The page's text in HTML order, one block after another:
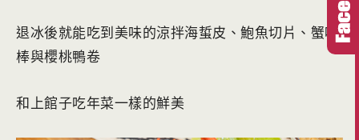
退冰後就能吃到美味的涼拌海蜇皮、鮑魚切片、蟹味
棒與櫻桃鴨卷
和上館子吃年菜一樣的鮮美